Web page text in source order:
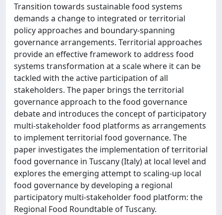
Transition towards sustainable food systems
demands a change to integrated or territorial
policy approaches and boundary-spanning
governance arrangements. Territorial approaches
provide an effective framework to address food
systems transformation at a scale where it can be
tackled with the active participation of all
stakeholders. The paper brings the territorial
governance approach to the food governance
debate and introduces the concept of participatory
multi-stakeholder food platforms as arrangements
to implement territorial food governance. The
paper investigates the implementation of territorial
food governance in Tuscany (Italy) at local level and
explores the emerging attempt to scaling-up local
food governance by developing a regional
participatory multi-stakeholder food platform: the
Regional Food Roundtable of Tuscany.